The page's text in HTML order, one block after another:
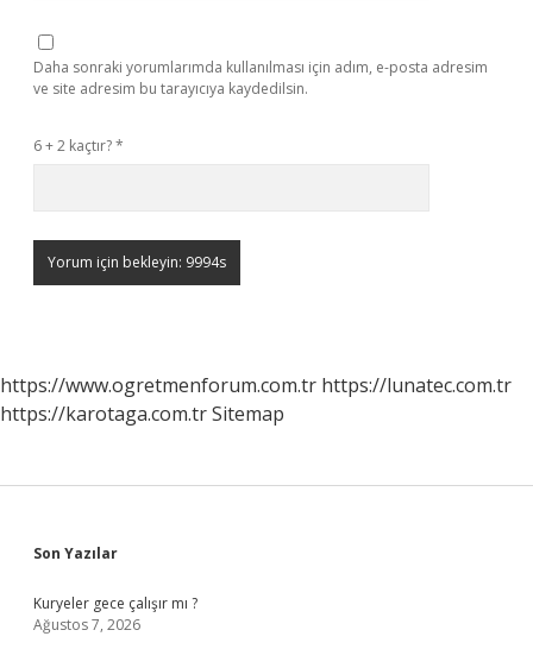
Daha sonraki yorumlarımda kullanılması için adım, e-posta adresim
ve site adresim bu tarayıcıya kaydedilsin.
6 + 2 kaçtır?*
https://www.ogretmenforum.com.tr https://lunatec.com.tr
https://karotaga.com.trSitemap
Sidebar
Son Yazılar
Kuryeler gece çalışır mı ?
Ağustos 7, 2026